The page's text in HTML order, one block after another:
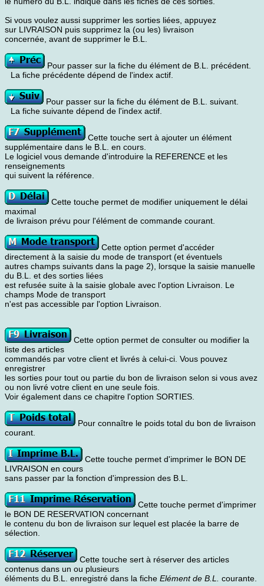
Si vous voulez aussi supprimer les sorties liées, appuyez
sur LIVRAISON puis supprimez la (ou les) livraison
concernée, avant de supprimer le B.L.
Pour passer sur la fiche du élément de B.L. précédent.
La fiche précédente dépend de l'index actif.
Pour passer sur la fiche du élément de B.L. suivant.
La fiche suivante dépend de l'index actif.
Cette touche sert à ajouter un élément
supplémentaire dans le B.L. en cours.
Le logiciel vous demande d'introduire la REFERENCE et les
renseignements
qui suivent la référence.
Cette touche permet de modifier uniquement le délai
maximal
de livraison prévu pour l'élément de commande courant.
Cette option permet d'accéder
directement à la saisie du mode de transport (et éventuels
autres champs suivants dans la page 2), lorsque la saisie manuelle
du B.L. et des sorties liées
est refusée suite à la saisie globale avec l'option Livraison. Le
champs Mode de transport
n'est pas accessible par l'option Livraison.
Cette option permet de consulter ou modifier la
liste des articles
commandés par votre client et livrés à celui-ci. Vous pouvez
enregistrer
les sorties pour tout ou partie du bon de livraison selon si vous avez
ou non livré votre client en une seule fois.
Voir également dans ce chapitre l'option SORTIES.
Pour connaître le poids total du bon de livraison
courant.
Cette touche permet d'imprimer le BON DE
LIVRAISON en cours
sans passer par la fonction d'impression des B.L.
Cette touche permet d'imprimer
le BON DE RESERVATION concernant
le contenu du bon de livraison sur lequel est placée la barre de
sélection.
Cette touche sert à réserver des articles
contenus dans un ou plusieurs
éléments du B.L. enregistré dans la fiche Elément de B.L.
courante.